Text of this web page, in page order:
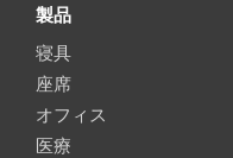
製品
寝具
座席
オフィス
医療